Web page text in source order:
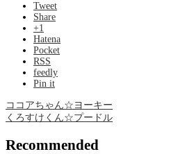
Tweet
Share
+1
Hatena
Pocket
RSS
feedly
Pin it
ココアちゃん☆ヨーキー
くろすけくん☆プードル
Recommended